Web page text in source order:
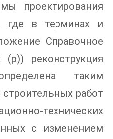
проектирования
где в терминах и
Справочное
реконструкция
таким
работ
технических
с изменением